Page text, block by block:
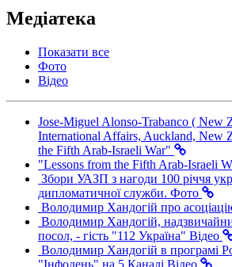
Медіатека
Показати все
Фото
Відео
Jose-Miguel Alonso-Trabanco ( New
International Affairs, Auckland, New
the Fifth Arab-Israeli War"
"Lessons from the Fifth Arab-Israeli
Збори УАЗП з нагоди 100 річчя
дипломатичної служби. Фото
Володимир Хандогій про
Володимир Хандогій,
посол, - гість "112 Україна" Відео
Володимир Хандогій в програмі
"Інфодень" на 5 Каналі Відео